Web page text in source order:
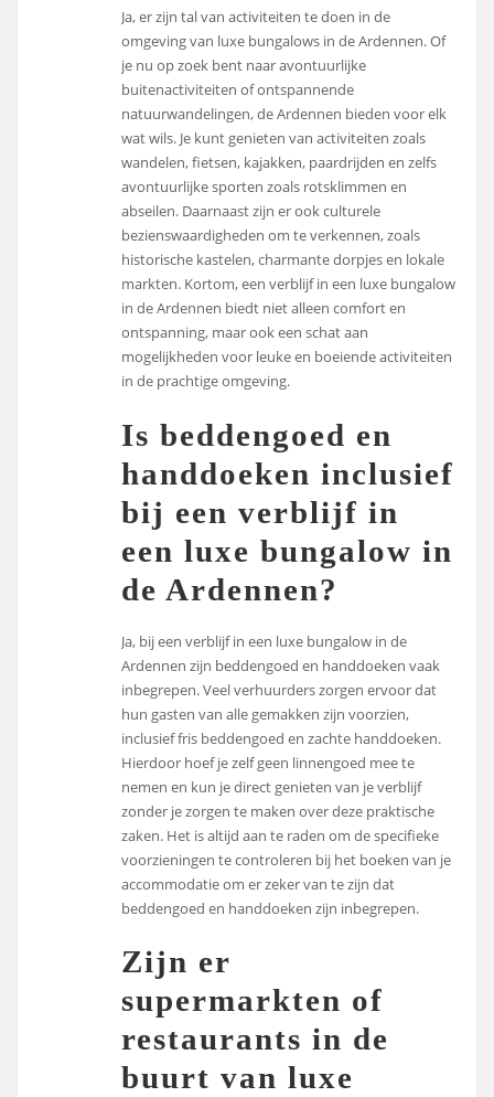
Ja, er zijn tal van activiteiten te doen in de
omgeving van luxe bungalows in de Ardennen. Of
je nu op zoek bent naar avontuurlijke
buitenactiviteiten of ontspannende
natuurwandelingen, de Ardennen bieden voor elk
wat wils. Je kunt genieten van activiteiten zoals
wandelen, fietsen, kajakken, paardrijden en zelfs
avontuurlijke sporten zoals rotsklimmen en
abseilen. Daarnaast zijn er ook culturele
bezienswaardigheden om te verkennen, zoals
historische kastelen, charmante dorpjes en lokale
markten. Kortom, een verblijf in een luxe bungalow
in de Ardennen biedt niet alleen comfort en
ontspanning, maar ook een schat aan
mogelijkheden voor leuke en boeiende activiteiten
in de prachtige omgeving.
Is beddengoed en
handdoeken inclusief
bij een verblijf in
een luxe bungalow in
de Ardennen?
Ja, bij een verblijf in een luxe bungalow in de
Ardennen zijn beddengoed en handdoeken vaak
inbegrepen. Veel verhuurders zorgen ervoor dat
hun gasten van alle gemakken zijn voorzien,
inclusief fris beddengoed en zachte handdoeken.
Hierdoor hoef je zelf geen linnengoed mee te
nemen en kun je direct genieten van je verblijf
zonder je zorgen te maken over deze praktische
zaken. Het is altijd aan te raden om de specifieke
voorzieningen te controleren bij het boeken van je
accommodatie om er zeker van te zijn dat
beddengoed en handdoeken zijn inbegrepen.
Zijn er
supermarkten of
restaurants in de
buurt van luxe